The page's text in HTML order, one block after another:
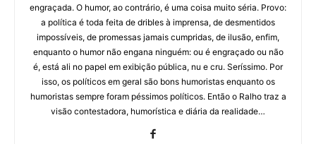
engraçada. O humor, ao contrário, é uma coisa muito séria. Provo:
a política é toda feita de dribles à imprensa, de desmentidos
impossíveis, de promessas jamais cumpridas, de ilusão, enfim,
enquanto o humor não engana ninguém: ou é engraçado ou não
é, está ali no papel em exibição pública, nu e cru. Seríssimo. Por
isso, os políticos em geral são bons humoristas enquanto os
humoristas sempre foram péssimos políticos. Então o Ralho traz a
visão contestadora, humorística e diária da realidade…